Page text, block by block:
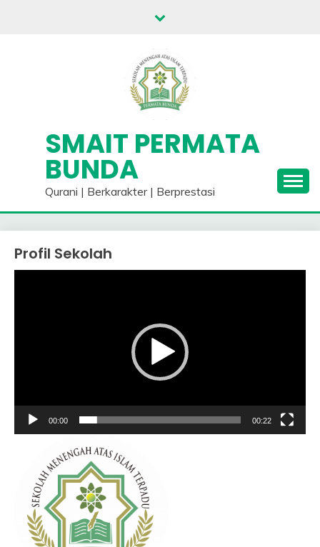
SMAIT PERMATA
BUNDA
Qurani | Berkarakter | Berprestasi
Profil Sekolah
00:00 00:22